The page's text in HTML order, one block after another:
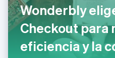
Wonderbly
Checkout para
eficiencia y la
Gibraltar
English
Grecia
English
Hungría